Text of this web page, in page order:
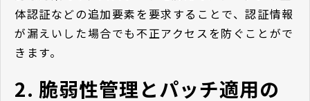
体認証などの追加要素を要求することで、認証情報
が漏えいした場合でも不正アクセスを防ぐことがで
きます。
2. 脆弱性管理とパッチ適用の